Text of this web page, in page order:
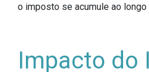
o imposto se acumule ao longo
Impacto do